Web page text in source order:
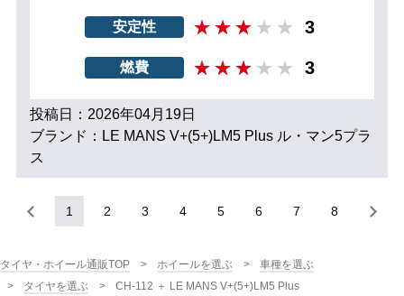
安定性 3
燃費 3
投稿日：2026年04月19日
ブランド：LE MANS V+(5+)LM5 Plus ル・マン5プラ
ス
1 2 3 4 5 6 7 8
タイヤ・ホイール通販TOP ホイールを選ぶ
車種を選ぶ
タイヤを選ぶ
CH-112 ＋ LE MANS V+(5+)LM5 Plus